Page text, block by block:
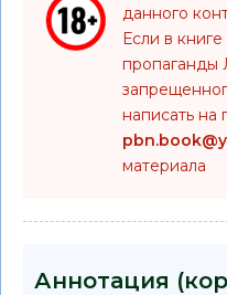
данного
Если в
пропаганды
написать на
материала
Аннотация